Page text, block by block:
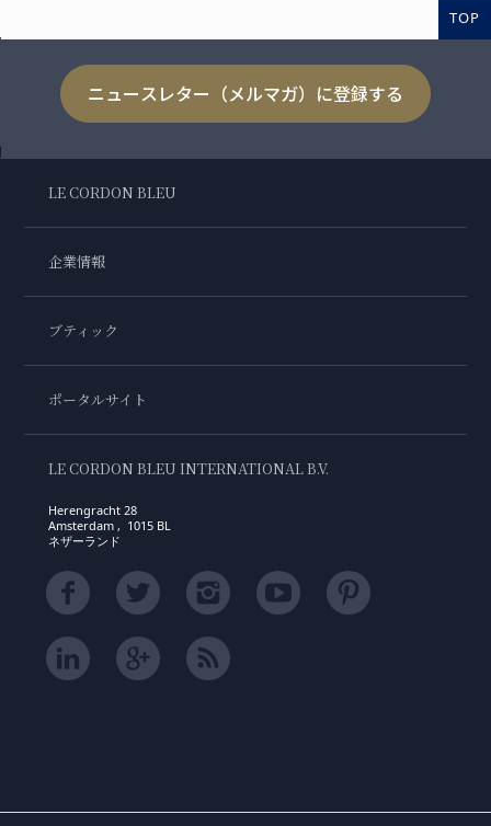
TOP
ニュースレター（メルマガ）に登録する
LE CORDON BLEU
企業情報
ブティック
ポータルサイト
LE CORDON BLEU INTERNATIONAL B.V.
Herengracht 28
Amsterdam , 1015 BL
ネザーランド